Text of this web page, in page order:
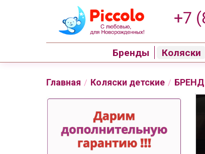
+7
Бренды Коляски
Главная / Коляски детские / БРЕНД